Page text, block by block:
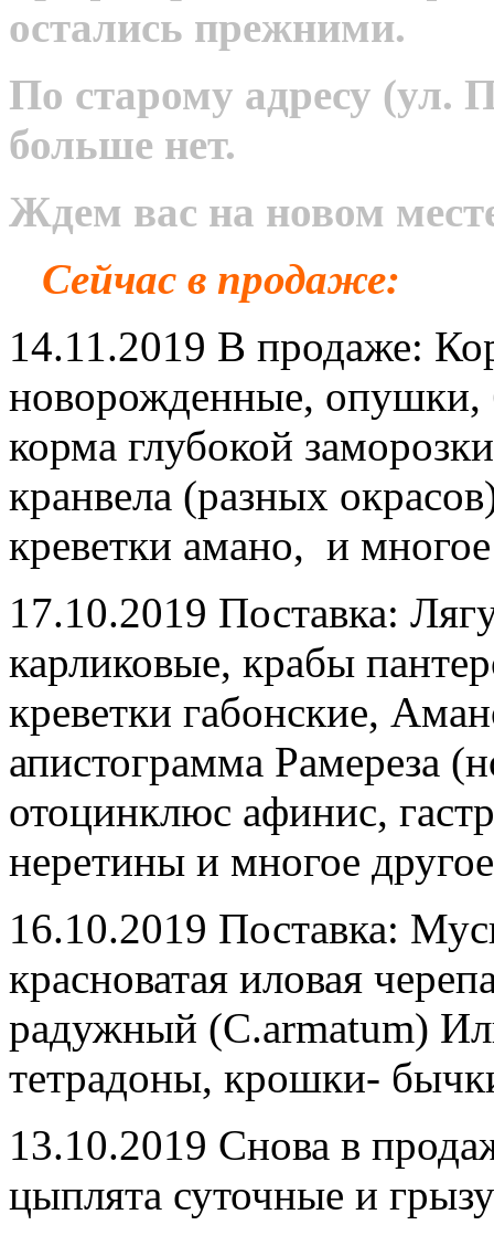
остались прежними.
По старому адресу (ул.
больше нет.
Ждем вас на новом
Сейчас в продаже:
14.11.2019 В продаже:
новорожденные, опушки,
корма глубокой
кранвела (разных
креветки амано, и
17.10.2019 Поставка:
карликовые, крабы
креветки габонские,
апистограмма Рамереза
отоцинклюс афинис,
неретины и многое
16.10.2019 Поставка:
красноватая иловая
радужный (C.armatum)
тетрадоны, крошки-
13.10.2019 Снова в
цыплята суточные и